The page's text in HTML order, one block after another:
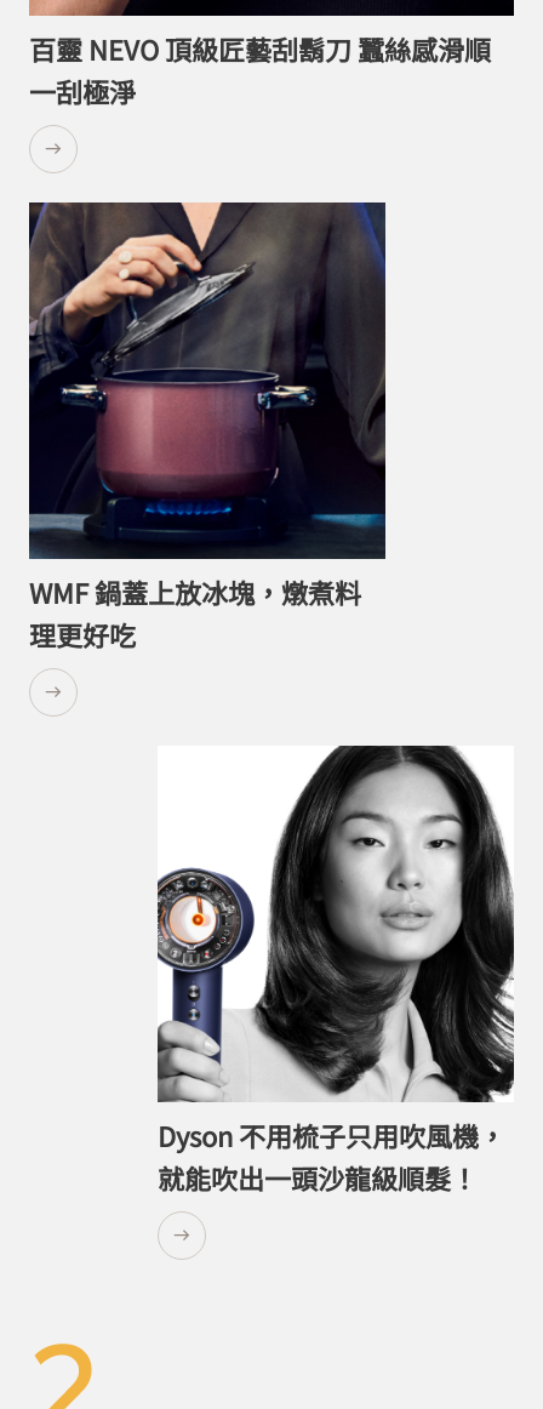
百靈 NEVO 頂級匠藝刮鬍刀 蠶絲感滑順
一刮極淨
WMF 鍋蓋上放冰塊，燉煮料
理更好吃
Dyson 不用梳子只用吹風機，
就能吹出一頭沙龍級順髮！